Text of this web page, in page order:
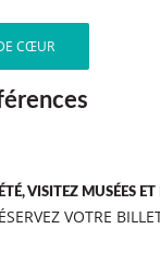
CŒUR
VISITEZ MUSÉES
VOTRE